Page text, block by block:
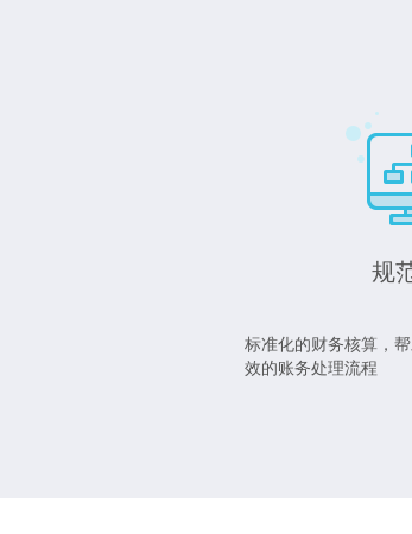
规
标准化的财务核算，
效的账务处理流程